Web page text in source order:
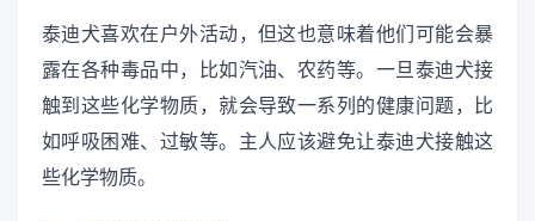
泰迪犬喜欢在户外活动，但这也意味着他们可能会暴
露在各种毒品中，比如汽油、农药等。一旦泰迪犬接
触到这些化学物质，就会导致一系列的健康问题，比
如呼吸困难、过敏等。主人应该避免让泰迪犬接触这
些化学物质。